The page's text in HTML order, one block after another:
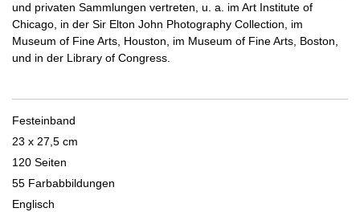
und privaten Sammlungen vertreten, u. a. im Art Institute of
Chicago, in der Sir Elton John Photography Collection, im
Museum of Fine Arts, Houston, im Museum of Fine Arts, Boston,
und in der Library of Congress.
Festeinband
23 x 27,5 cm
120 Seiten
55 Farbabbildungen
Englisch